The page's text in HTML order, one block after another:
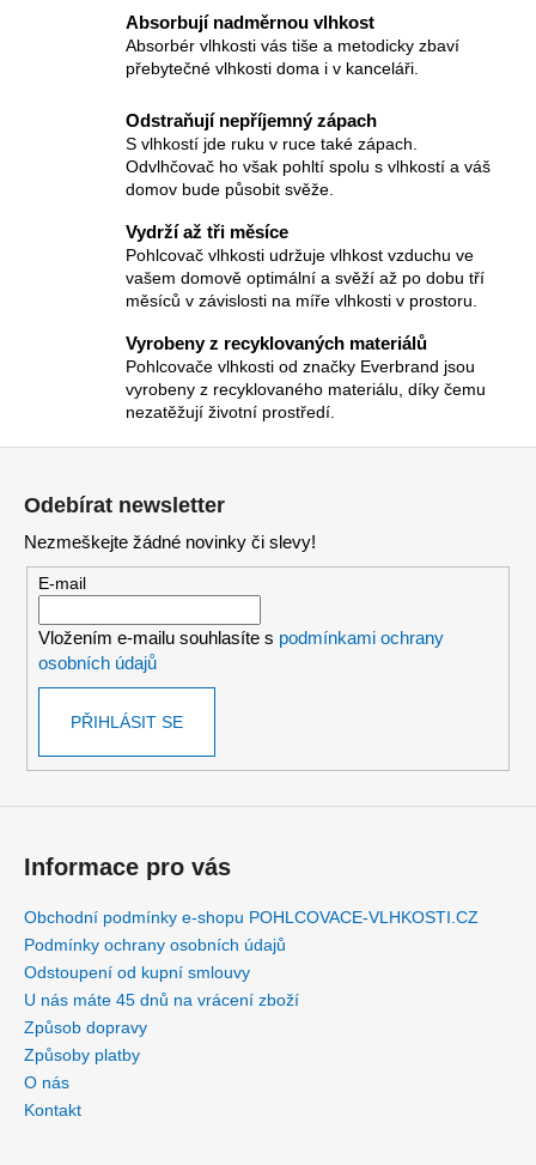
a
c
í
r
v
k
v
ý
p
i
s
u
v
á
n
í
Absorbují nadměrnou vlhkost
Absorbér vlhkosti vás tiše a metodicky zbaví
přebytečné vlhkosti doma i v kanceláři.
Odstraňují nepříjemný zápach
S vlhkostí jde ruku v ruce také zápach.
Odvlhčovač ho však pohltí spolu s vlhkostí a váš
domov bude působit svěže.
Vydrží až tři měsíce
Pohlcovač vlhkosti udržuje vlhkost vzduchu ve
vašem domově optimální a svěží až po dobu tří
měsíců v závislosti na míře vlhkosti v prostoru.
Vyrobeny z recyklovaných materiálů
Pohlcovače vlhkosti od značky Everbrand jsou
vyrobeny z recyklovaného materiálu, díky čemu
nezatěžují životní prostředí.
Odebírat newsletter
Nezmeškejte žádné novinky či slevy!
E-mail
Vložením e-mailu souhlasíte s podmínkami ochrany
osobních údajů
PŘIHLÁSIT SE
Informace pro vás
Obchodní podmínky e-shopu POHLCOVACE-VLHKOSTI.CZ
Podmínky ochrany osobních údajů
Odstoupení od kupní smlouvy
U nás máte 45 dnů na vrácení zboží
Způsob dopravy
Způsoby platby
O nás
Kontakt